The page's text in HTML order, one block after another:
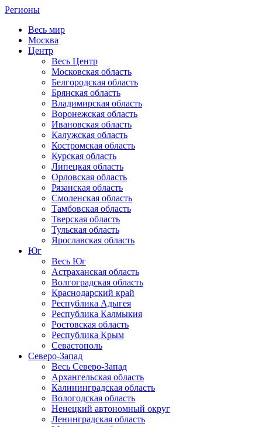
Регионы
Весь мир
Москва
Центр
Весь Центр
Московская область
Белгородская область
Брянская область
Владимирская область
Воронежская область
Ивановская область
Калужская область
Костромская область
Курская область
Липецкая область
Орловская область
Рязанская область
Смоленская область
Тамбовская область
Тверская область
Тульская область
Ярославская область
Юг
Весь Юг
Астраханская область
Волгоградская область
Краснодарский край
Республика Адыгея
Республика Калмыкия
Ростовская область
Республика Крым
Севастополь
Северо-Запад
Весь Северо-Запад
Архангельская область
Калининградская область
Вологодская область
Ненецкий автономный округ
Ленинградская область